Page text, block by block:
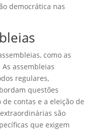
democrática nas
como as
assembleias
regulares,
questões
contas e a eleição de
são
que exigem